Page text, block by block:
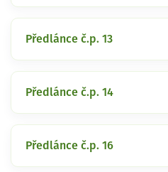
Předlánce č.p. 13
Předlánce č.p. 14
Předlánce č.p. 16